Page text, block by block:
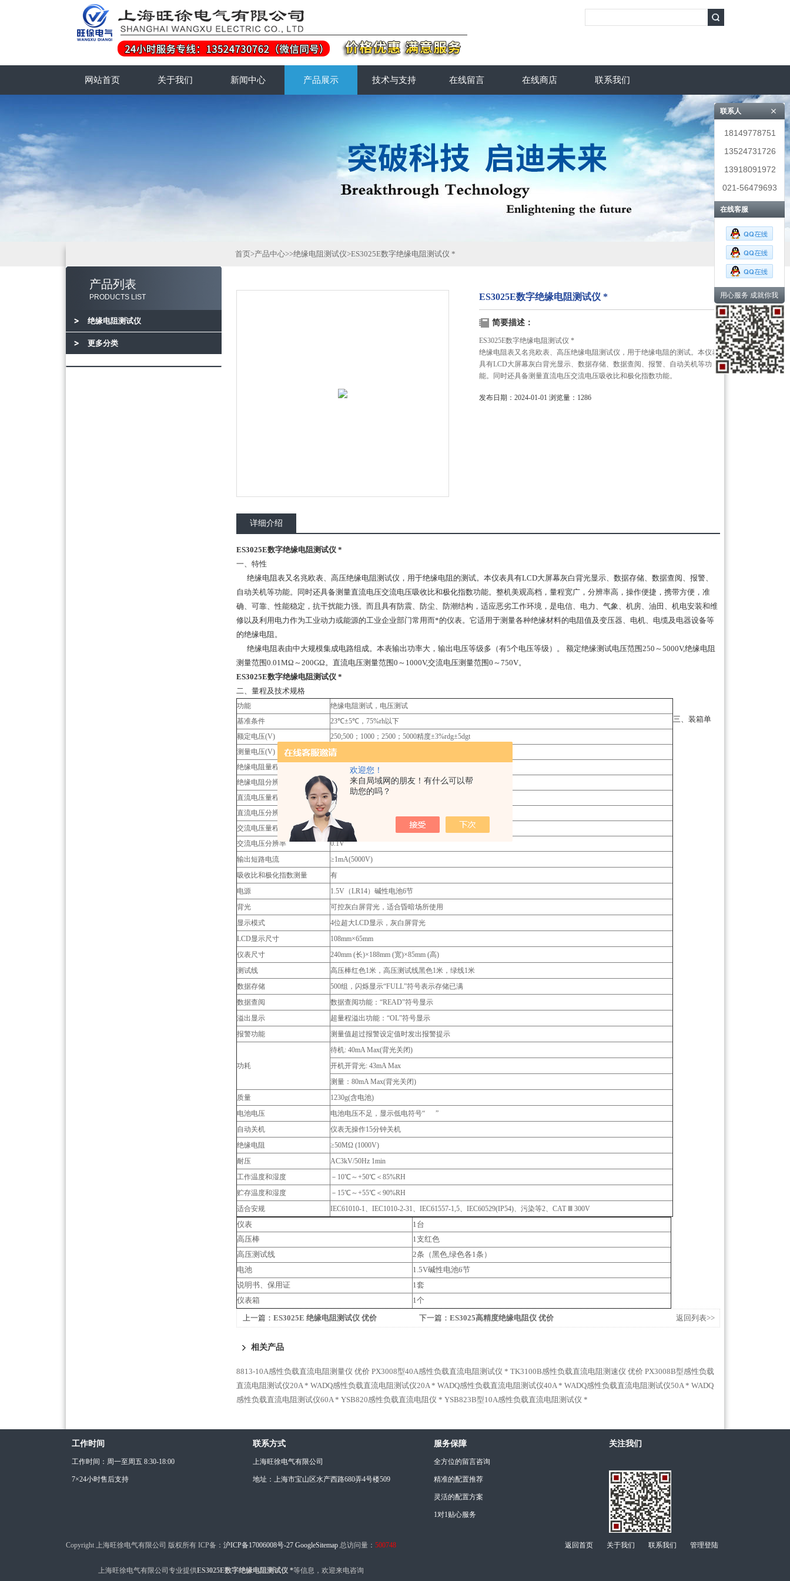
欢迎您！
来自局域网的朋友！有什么可以帮
助您的吗？
网站首页 关于我们 新闻中心 产品展示 技术与支持 在线留言 在线商店 联系我们
产品列表
PRODUCTS LIST
绝缘电阻测试仪
更多分类
首页>产品中心>>绝缘电阻测试仪>ES3025E数字绝缘电阻测试仪 *
ES3025E数字绝缘电阻测试仪 *
简要描述：
ES3025E数字绝缘电阻测试仪 *
绝缘电阻表又名兆欧表、高压绝缘电阻测试仪，用于绝缘电阻的测试。本仪表
具有LCD大屏幕灰白背光显示、数据存储、数据查阅、报警、自动关机等功
能。同时还具备测量直流电压交流电压吸收比和极化指数功能。
发布日期：2024-01-01 浏览量：1286
详细介绍
ES3025E数字绝缘电阻测试仪 *
一、特性
绝缘电阻表又名兆欧表、高压绝缘电阻测试仪，用于绝缘电阻的测试。本仪表具有LCD大屏幕灰白背光显示、数据存储、数据查阅、报警、
自动关机等功能。同时还具备测量直流电压交流电压吸收比和极化指数功能。整机美观高档，量程宽广，分辨率高，操作便捷，携带方便，准
确、可靠、性能稳定，抗干扰能力强。而且具有防震、防尘、防潮结构，适应恶劣工作环境，是电信、电力、气象、机房、油田、机电安装和维
修以及利用电力作为工业动力或能源的工业企业部门常用而*的仪表。它适用于测量各种绝缘材料的电阻值及变压器、电机、电缆及电器设备等
的绝缘电阻。
绝缘电阻表由中大规模集成电路组成。本表输出功率大，输出电压等级多（有5个电压等级）。 额定绝缘测试电压范围250～5000V,绝缘电阻
测量范围0.01MΩ～200GΩ。直流电压测量范围0～1000V,交流电压测量范围0～750V。
ES3025E数字绝缘电阻测试仪 *
二、量程及技术规格
功能
绝缘电阻测试，电压测试
基准条件
23℃±5℃，75%rh以下
额定电压(V)
250;500；1000；2500；5000精度±3%rdg±5dgt
测量电压(V)
额定电压×（1±10%）
绝缘电阻量程（GΩ）
0.01MΩ～200GΩ精度±3%rdg±5dgt
绝缘电阻分辨率
0.01MΩ
直流电压量程
0～1000V
直流电压分辨率
0.1V
交流电压量程
0～750V
交流电压分辨率
0.1V
输出短路电流
≥1mA(5000V)
吸收比和极化指数测量
有
电源
1.5V（LR14）碱性电池6节
背光
可控灰白屏背光，适合昏暗场所使用
显示模式
4位超大LCD显示，灰白屏背光
LCD显示尺寸
108mm×65mm
仪表尺寸
240mm (长)×188mm (宽)×85mm (高)
测试线
高压棒红色1米，高压测试线黑色1米，绿线1米
数据存储
500组，闪烁显示“FULL”符号表示存储已满
数据查阅
数据查阅功能：“READ”符号显示
溢出显示
超量程溢出功能：“OL”符号显示
报警功能
测量值超过报警设定值时发出报警提示
功耗
待机: 40mA Max(背光关闭)
开机开背光: 43mA Max
测量：80mA Max(背光关闭)
质量
1230g(含电池)
电池电压
电池电压不足，显示低电符号“ ”
自动关机
仪表无操作15分钟关机
绝缘电阻
≥50MΩ (1000V)
耐压
AC3kV/50Hz 1min
工作温度和湿度
－10℃～+50℃＜85%RH
贮存温度和湿度
－15℃～+55℃＜90%RH
适合安规
IEC61010-1、IEC1010-2-31、IEC61557-1,5、IEC60529(IP54)、污染等2、CAT Ⅲ 300V
三、装箱单
仪表
1台
高压棒
1支红色
高压测试线
2条（黑色,绿色各1条）
电池
1.5V碱性电池6节
说明书、保用证
1套
仪表箱
1个
上一篇： ES3025E 绝缘电阻测试仪 优价 下一篇： ES3025高精度绝缘电阻仪 优价 返回列表>>
相关产品
8813-10A感性负载直流电阻测量仪 优价 PX3008型40A感性负载直流电阻测试仪 * TK3100B感性负载直流电阻测速仪 优价 PX3008B型感性负载
直流电阻测试仪20A * WADQ感性负载直流电阻测试仪20A * WADQ感性负载直流电阻测试仪40A * WADQ感性负载直流电阻测试仪50A * WADQ
感性负载直流电阻测试仪60A * YSB820感性负载直流电阻仪 * YSB823B型10A感性负载直流电阻测试仪 *
工作时间
工作时间：周一至周五 8:30-18:00
7×24小时售后支持
联系方式
上海旺徐电气有限公司
地址：上海市宝山区水产西路680弄4号楼509
服务保障
全方位的留言咨询
精准的配置推荐
灵活的配置方案
1对1贴心服务
关注我们
Copyright 上海旺徐电气有限公司 版权所有 ICP备： 沪ICP备17006008号-27 GoogleSitemap 总访问量： 500748
上海旺徐电气有限公司专业提供ES3025E数字绝缘电阻测试仪 *等信息，欢迎来电咨询
返回首页 关于我们 联系我们 管理登陆
联系人
18149778751
13524731726
13918091972
021-56479693
在线客服
用心服务 成就你我